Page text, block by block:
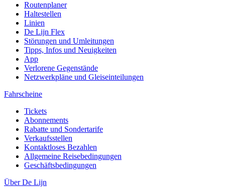
Routenplaner
Haltestellen
Linien
De Lijn Flex
Störungen und Umleitungen
Tipps, Infos und Neuigkeiten
App
Verlorene Gegenstände
Netzwerkpläne und Gleiseinteilungen
Fahrscheine
Tickets
Abonnements
Rabatte und Sondertarife
Verkaufsstellen
Kontaktloses Bezahlen
Allgemeine Reisebedingungen
Geschäftsbedingungen
Über De Lijn